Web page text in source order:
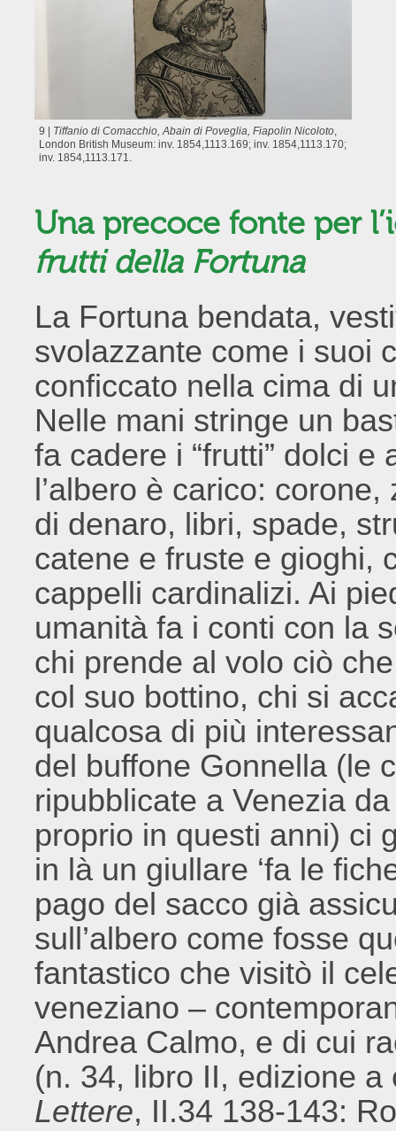
9 | Tiffanio di Comacchio, Abain di Poveglia, Fiapolin Nicoloto
London British Museum: inv. 1854,1113.169; inv. 1854,1113.170;
inv. 1854,1113.171.
Una precoce fonte per
frutti della Fortuna
La Fortuna bendata,
svolazzante come i suoi
conficcato nella cima di
Nelle mani stringe un
fa cadere i “frutti” dolci
l’albero è carico:
di denaro, libri, spade,
catene e fruste e gioghi,
cappelli cardinalizi. Ai
umanità fa i conti con la
chi prende al volo ciò
col suo bottino, chi si
qualcosa di più
del buffone Gonnella (le
ripubblicate a Venezia
proprio in questi anni) ci
in là un giullare ‘fa le
pago del sacco già
sull’albero come fosse
fantastico che visitò il
veneziano –
Andrea Calmo, e di cui
(n. 34, libro II, edizione
Lettere, II.34 138-143: